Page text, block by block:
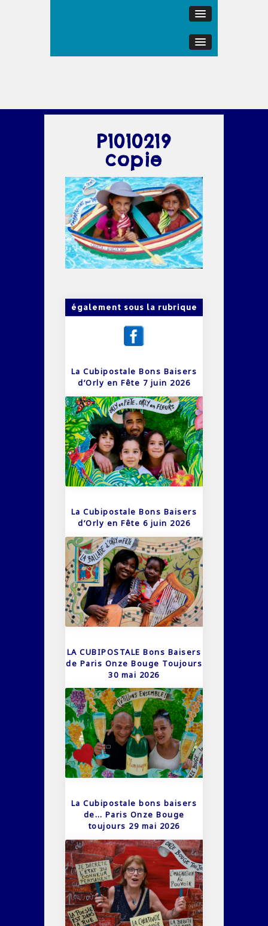
P1010219
copie
également sous la rubrique
La Cubipostale Bons Baisers
d’Orly en Fête 7 juin 2026
La Cubipostale Bons Baisers
d’Orly en Fête 6 juin 2026
LA CUBIPOSTALE Bons Baisers
de Paris Onze Bouge Toujours
30 mai 2026
La Cubipostale bons baisers
de… Paris Onze Bouge
toujours 29 mai 2026